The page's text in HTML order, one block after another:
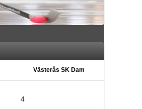
Västerås SK Dam
4